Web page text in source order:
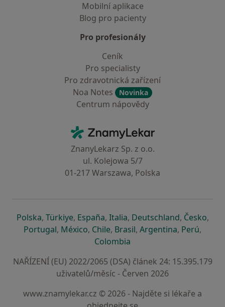
Mobilní aplikace
Blog pro pacienty
Pro profesionály
Ceník
Pro specialisty
Pro zdravotnická zařízení
Noa Notes
Novinka
Centrum nápovědy
ZnamyLekar - Hlavní stránka
ZnanyLekarz Sp. z o.o.
ul. Kolejowa 5/7
01-217 Warszawa, Polska
Polskase otevře v nové záložce
, Türkiyese otevře v nové záložce
, Españase otevře v nové záložce
, Italiase otevře v nové záložce
, Deutschlandse otevře v
, Českose
,
Portugalse otevře v nové záložce
, Méxicose otevře v nové záložce
, Chilese otevře v nové záložce
, Brasilse otevře v nové
, Argentinase otevře v
, Perúse
,
Colombia
NAŘÍZENÍ (EU) 2022/2065 (DSA) článek 24: 15.395.179
uživatelů/měsíc - Červen 2026
www.znamylekar.cz © 2026 - Najděte si lékaře a